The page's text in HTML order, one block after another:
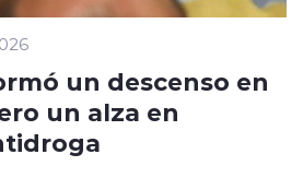
un descenso en
un alza en